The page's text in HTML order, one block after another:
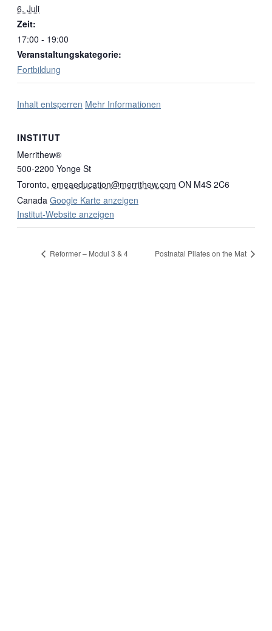
6. Juli
Zeit:
17:00 - 19:00
Veranstaltungskategorie:
Fortbildung
INSTITUT
Merrithew®
500-2200 Yonge St
Toronto, emeaeducation@merrithew.com ON M4S 2C6
Canada Google Karte anzeigen
Institut-Website anzeigen
Inhalt entsperren Mehr Informationen
Reformer – Modul 3 & 4 Postnatal Pilates on the Mat